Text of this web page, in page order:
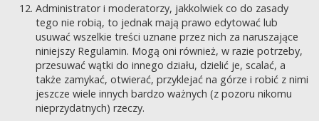
Administrator i moderatorzy, jakkolwiek co do zasady
tego nie robią, to jednak mają prawo edytować lub
usuwać wszelkie treści uznane przez nich za naruszające
niniejszy Regulamin. Mogą oni również, w razie potrzeby,
przesuwać wątki do innego działu, dzielić je, scalać, a
także zamykać, otwierać, przyklejać na górze i robić z nimi
jeszcze wiele innych bardzo ważnych (z pozoru nikomu
nieprzydatnych) rzeczy.